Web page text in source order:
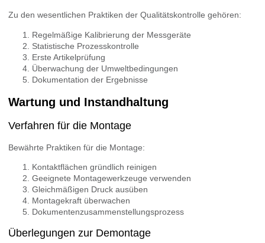
Zu den wesentlichen Praktiken der Qualitätskontrolle gehören:
Regelmäßige Kalibrierung der Messgeräte
Statistische Prozesskontrolle
Erste Artikelprüfung
Überwachung der Umweltbedingungen
Dokumentation der Ergebnisse
Wartung und Instandhaltung
Verfahren für die Montage
Bewährte Praktiken für die Montage:
Kontaktflächen gründlich reinigen
Geeignete Montagewerkzeuge verwenden
Gleichmäßigen Druck ausüben
Montagekraft überwachen
Dokumentenzusammenstellungsprozess
Überlegungen zur Demontage